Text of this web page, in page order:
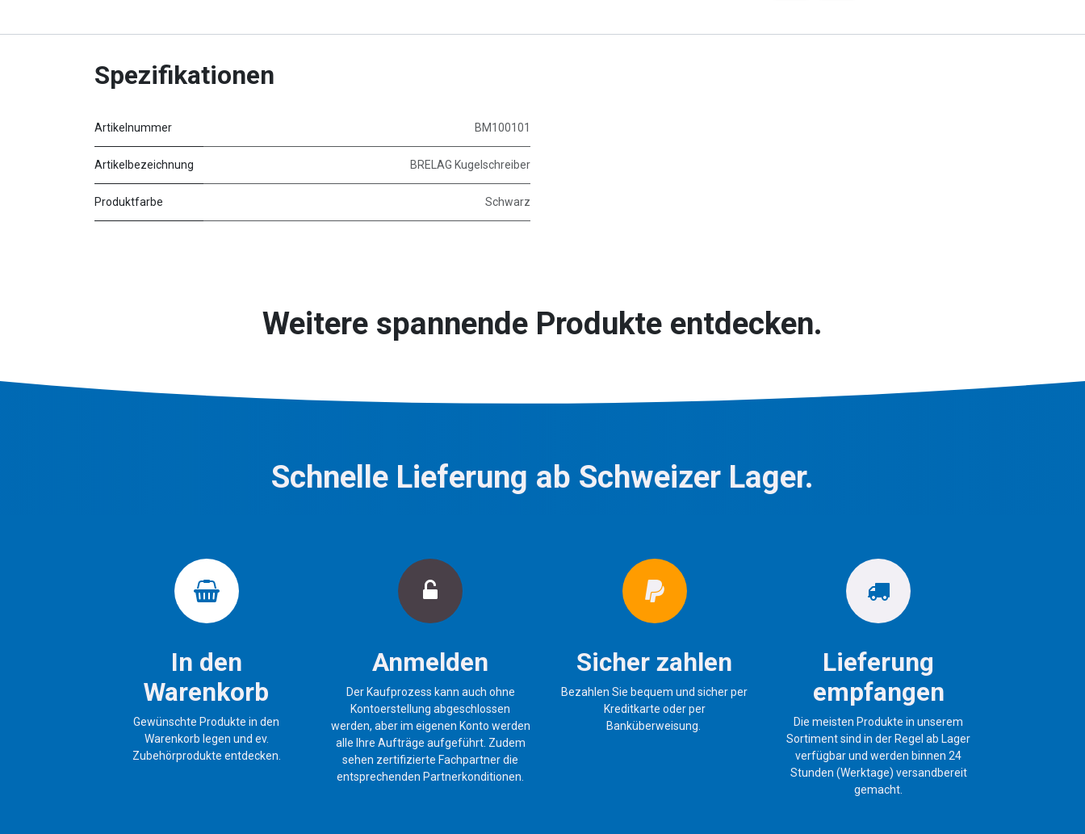
Spezifikationen
Artikelnummer BM100101
Artikelbezeichnung BRELAG Kugelschreiber
Produktfarbe Schwarz
Weitere spannende Produkte entdecken.
Schnelle Lieferung ab Schweizer Lager.
In den
Warenkorb
Gewünschte Produkte in den
Warenkorb legen und ev.
Zubehörprodukte entdecken.
Anmelden
Der Kaufprozess kann auch ohne
Kontoerstellung abgeschlossen
werden, aber im eigenen Konto werden
alle Ihre Aufträge aufgeführt. Zudem
sehen zertifizierte Fachpartner die
entsprechenden Partnerkonditionen.
Sicher zahlen
Bezahlen Sie bequem und sicher per
Kreditkarte oder per
Banküberweisung.
Lieferung
empfangen
Die meisten Produkte in unserem
Sortiment sind in der Regel ab Lager
verfügbar und werden binnen 24
Stunden (Werktage) versandbereit
gemacht.